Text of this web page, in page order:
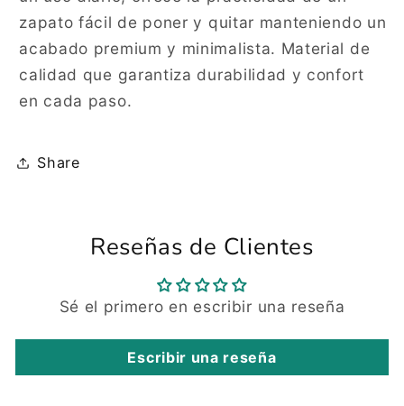
zapato fácil de poner y quitar manteniendo un
acabado premium y minimalista. Material de
calidad que garantiza durabilidad y confort
en cada paso.
Share
Reseñas de Clientes
Sé el primero en escribir una reseña
Escribir una reseña